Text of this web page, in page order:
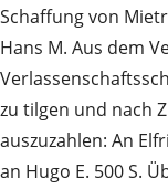
Schaffung von
Hans M. Aus dem
zu tilgen und nach
auszuzahlen: An
an Hugo E. 500 S.